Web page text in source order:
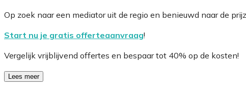
Op zoek naar een mediator uit de regio en benieuwd naar de
Start nu je gratis offerteaanvraag!
Vergelijk vrijblijvend offertes en bespaar tot 40% op de kosten!
Lees meer